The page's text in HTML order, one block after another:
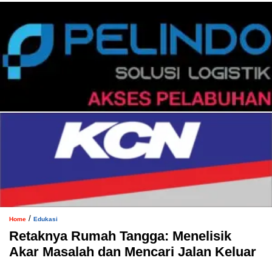
Home / Edukasi
Retaknya Rumah Tangga: Menelisik
Akar Masalah dan Mencari Jalan Keluar